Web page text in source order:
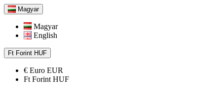
Magyar
Magyar
English
Ft Forint HUF
€ Euro EUR
Ft Forint HUF